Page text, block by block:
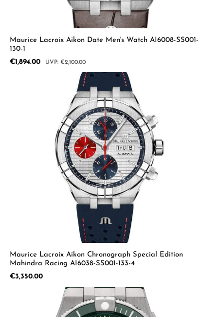
Maurice Lacroix Aikon Date Men's Watch AI6008-SS001-
130-1
Sale price:
€1,894.00 Regular price:
€2,100.00
Maurice Lacroix Aikon Chronograph Special Edition
Mahindra Racing AI6038-SS001-133-4
Regular price:
€3,350.00